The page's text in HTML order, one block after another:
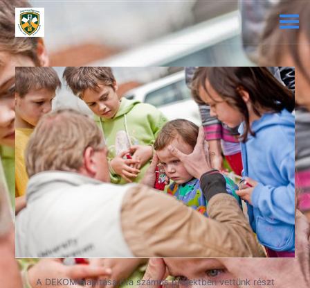
A DEKOM alapítása óta számos projektben vettünk részt